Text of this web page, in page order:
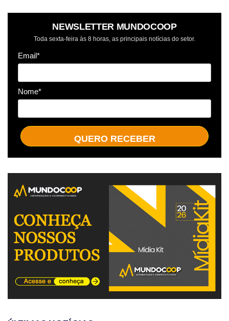
NEWSLETTER MUNDOCOOP
Toda sexta-feira às 8 horas, as principais notícias do setor.
Email*
Nome*
QUERO RECEBER